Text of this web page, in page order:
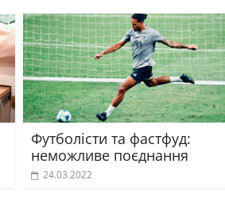
Футболісти та фастфуд:
неможливе поєднання
24.03.2022